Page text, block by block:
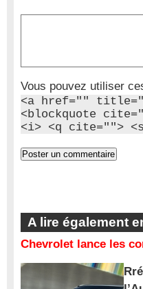
Vous pouvez utiliser
<a href=""
<blockquote
<i> <q cite="">
A lire également
Chevrolet lance les